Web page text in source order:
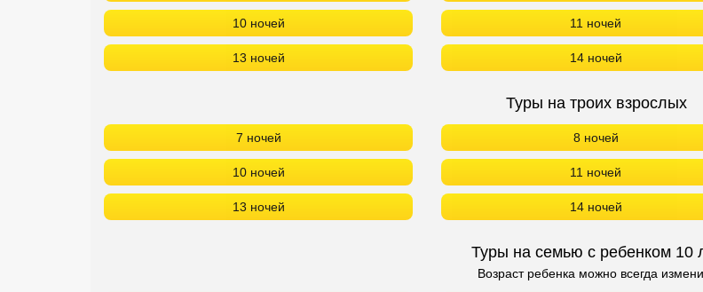
10 ночей 11 ночей
13 ночей 14 ночей
Туры на троих взрослых
7 ночей 8 ночей
10 ночей 11 ночей
13 ночей 14 ночей
Туры на семью с ребенком 10
Возраст ребенка можно всегда
Лучшие отели 4* звезды
Недорогие отели 4*
Лучшие отели 3* звезды
Недорогие отели 3*
Сетевые отели Турции